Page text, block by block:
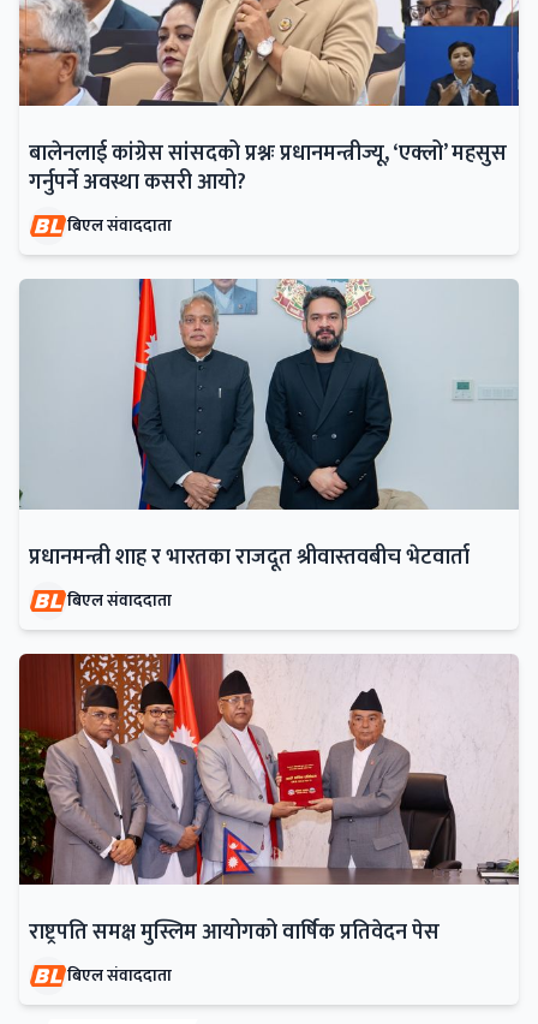
बालेनलाई कांग्रेस सांसदको प्रश्नः प्रधानमन्त्रीज्यू, ‘एक्लो’ महसुस
गर्नुपर्ने अवस्था कसरी आयो?
बिएल संवाददाता
प्रधानमन्त्री शाह र भारतका राजदूत श्रीवास्तवबीच भेटवार्ता
बिएल संवाददाता
राष्ट्रपति समक्ष मुस्लिम आयोगको वार्षिक प्रतिवेदन पेस
बिएल संवाददाता